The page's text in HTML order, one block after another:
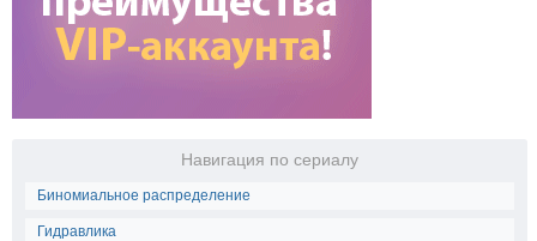
Навигация по сериалу
Биномиальное распределение
Гидравлика